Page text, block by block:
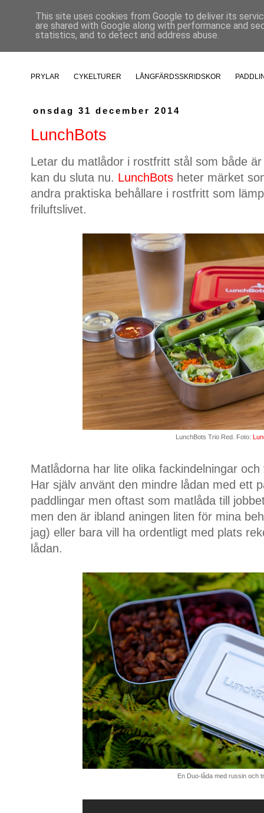
PRYLAR CYKELTURER LÅNGFÄRDSSKRIDSKOR
onsdag 31 december 2014
LunchBots
Letar du matlådor i rostfritt stål som både
kan du sluta nu. LunchBots heter märket
andra praktiska behållare i rostfritt som
friluftslivet.
LunchBots Trio Red. Foto:
Matlådorna har lite olika fackindelningar
Har själv använt den mindre lådan med ett
paddlingar men oftast som matlåda till
men den är ibland aningen liten för mina
jag) eller bara vill ha ordentligt med plats
lådan.
En Duo-låda med russin och
This site uses cookies from Google to deliver its
are shared with Google along with performance and
statistics, and to detect and address abuse.